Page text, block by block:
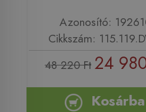
Azonosító:
Cikkszám:
48 220 Ft 24
Kosárba